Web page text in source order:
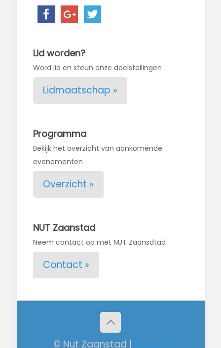
Lid worden?
Word lid en steun onze doelstellingen
Lidmaatschap »
Programma
Bekijk het overzicht van aankomende
evenementen
Overzicht »
NUT Zaanstad
Neem contact op met NUT Zaansdtad
Contact »
© Nut Zaanstad |